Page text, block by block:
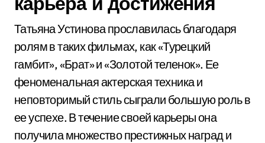
Татьяна Устинова прославилась благодаря
ролям в таких фильмах, как «Турецкий
гамбит», «Брат» и «Золотой теленок». Ее
феноменальная актерская техника и
неповторимый стиль сыграли большую роль в
ее успехе. В течение своей карьеры она
получила множество престижных наград и